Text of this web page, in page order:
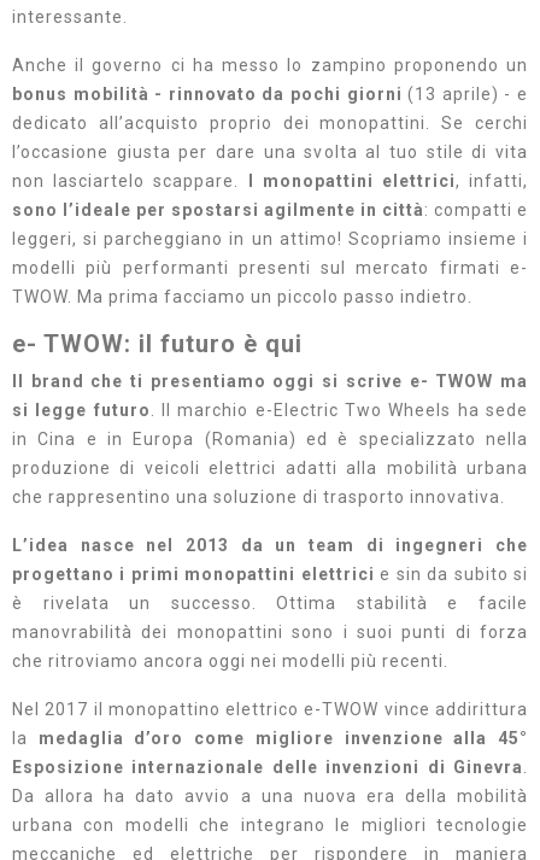
interessante.
Anche il governo ci ha messo lo zampino proponendo un
bonus mobilità - rinnovato da pochi giorni (13 aprile) - e
dedicato all’acquisto proprio dei monopattini. Se cerchi
l’occasione giusta per dare una svolta al tuo stile di vita
non lasciartelo scappare.
I monopattini elettrici, infatti,
sono l’ideale per spostarsi agilmente in città: compatti e
leggeri, si parcheggiano in un attimo! Scopriamo insieme i
modelli più performanti presenti sul mercato firmati e-
TWOW. Ma prima facciamo un piccolo passo indietro.
e- TWOW: il futuro è qui
Il brand che ti presentiamo oggi si scrive e- TWOW ma
si legge futuro. Il marchio e-Electric Two Wheels ha sede
in Cina e in Europa (Romania) ed è specializzato nella
produzione di veicoli elettrici adatti alla mobilità urbana
che rappresentino una soluzione di trasporto innovativa.
L’idea nasce nel 2013 da un team di ingegneri che
progettano i primi monopattini elettrici e sin da subito si
è rivelata un successo. Ottima stabilità e facile
manovrabilità dei monopattini sono i suoi punti di forza
che ritroviamo ancora oggi nei modelli più recenti.
Nel 2017 il monopattino elettrico e-TWOW vince addirittura
la medaglia d’oro come migliore invenzione alla 45°
Esposizione internazionale delle invenzioni di Ginevra.
Da allora ha dato avvio a una nuova era della mobilità
urbana con modelli che integrano le migliori tecnologie
meccaniche ed elettriche per rispondere in maniera